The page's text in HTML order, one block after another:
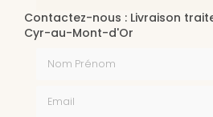
Contactez-nous : Livraison
Cyr-au-Mont-d'Or